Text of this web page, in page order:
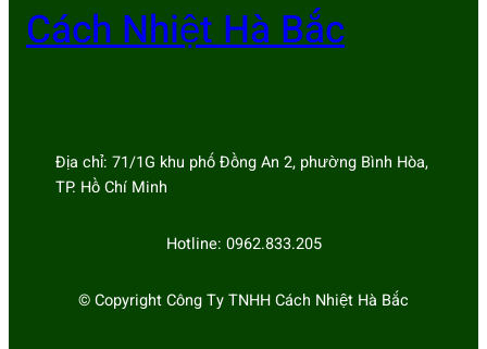
Cách Nhiệt Hà Bắc
Địa chỉ: 71/1G khu phố Đồng An 2, phường Bình Hòa,
TP. Hồ Chí Minh
Hotline: 0962.833.205
© Copyright Công Ty TNHH Cách Nhiệt Hà Bắc